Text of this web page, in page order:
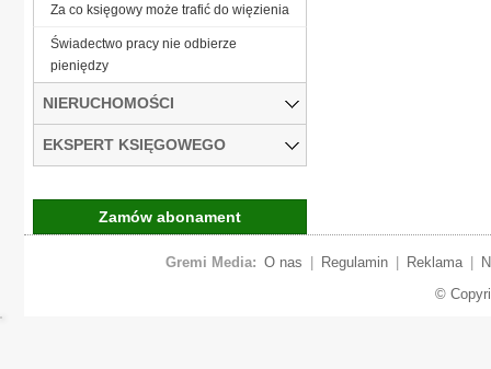
Za co księgowy może trafić do więzienia
Świadectwo pracy nie odbierze
pieniędzy
NIERUCHOMOŚCI
EKSPERT KSIĘGOWEGO
Zamów abonament
Gremi Media: O nas Regulamin Reklama
©